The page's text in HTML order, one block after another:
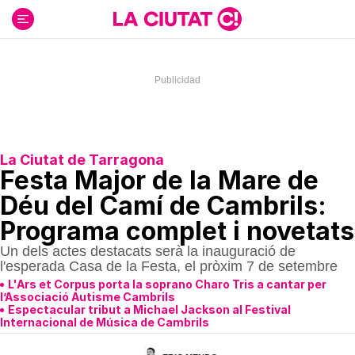
contenido
La Ciutat de Tarragona
Festa Major de la Mare de
Déu del Camí de Cambrils:
Programa complet i novetats
Un dels actes destacats serà la inauguració de
l'esperada Casa de la Festa, el pròxim 7 de setembre
L'Ars et Corpus porta la soprano Charo Tris a cantar per
l’Associació Autisme Cambrils
Espectacular tribut a Michael Jackson al Festival
Internacional de Música de Cambrils